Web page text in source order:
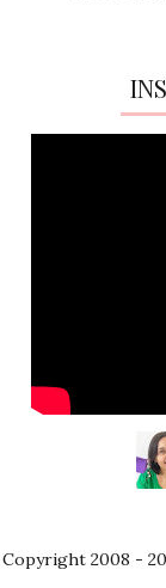
Copyright 2008 -